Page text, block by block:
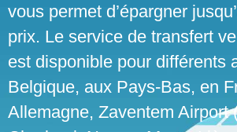
vous permet d’épargner
prix. Le service de transfert
est disponible pour différents
Belgique, aux Pays-Bas, en
Allemagne, Zaventem Airport